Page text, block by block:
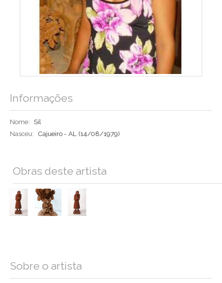
Informações
Nome:
Sil
Nasceu:
Cajueiro - AL (14/08/1979)
Obras deste artista
Sobre o artista